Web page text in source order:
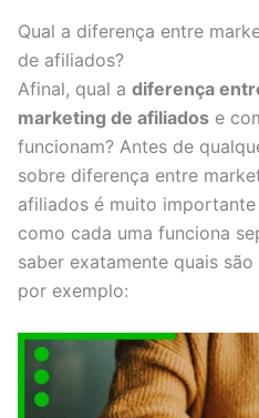
Qual a diferença entre
de afiliados?
Afinal, qual a diferença
marketing de afiliados e
funcionam? Antes de
sobre diferença entre
afiliados é muito
como cada uma funciona
saber exatamente quais
por exemplo: